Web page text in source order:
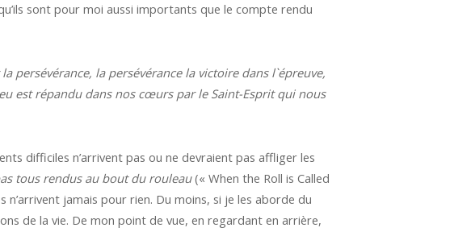
sont pour moi aussi importants que le compte rendu
la persévérance la victoire dans l`épreuve,
est répandu dans nos cœurs par le Saint-Esprit qui nous
difficiles n’arrivent pas ou ne devraient pas affliger les
tous rendus au bout du rouleau(« When the Roll is Called
jamais pour rien. Du moins, si je les aborde du
de la vie. De mon point de vue, en regardant en arrière,